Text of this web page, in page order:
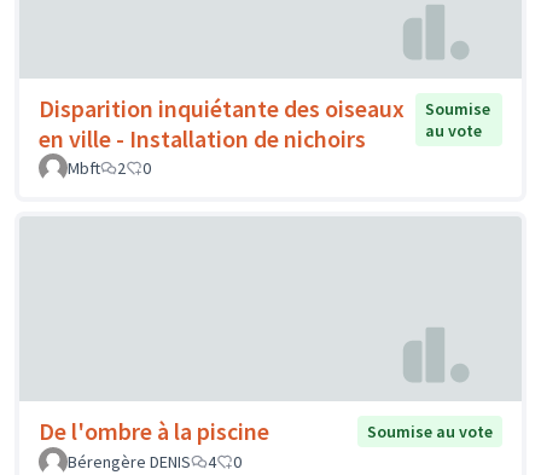
Disparition inquiétante des oiseaux
en ville - Installation de nichoirs
Soumise
au vote
Mbft
2 0
De l'ombre à la piscine
Soumise au vote
Bérengère DENIS
4 0